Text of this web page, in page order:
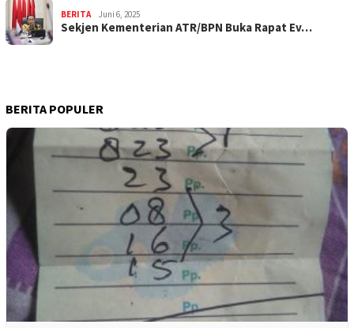
BERITA Juni 6, 2025
Sekjen Kementerian ATR/BPN Buka Rapat Ev…
BERITA POPULER